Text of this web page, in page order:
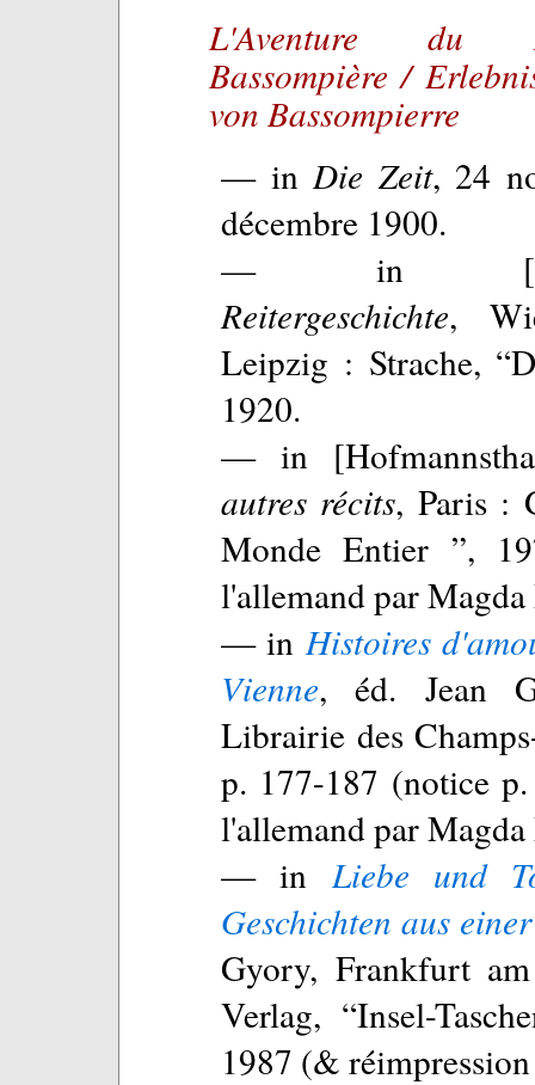
L'Aventure du
Bassompière /
von Bassompierre
— inDie Zeit, 24
décembre 1900.
— in
Reitergeschichte,
Leipzig : Strache,
1920.
— in
autres récits, Paris :
Monde Entier ”,
l'allemand par
— inHistoires
Vienne, éd. Jean
Librairie des
p. 177-187 (notice
l'allemand par
— inLiebe und
Geschichten aus
Gyory, Frankfurt
Verlag, “Insel-
1987 (&